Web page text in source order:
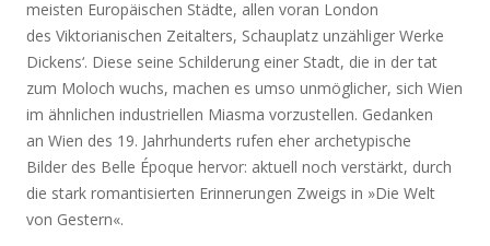
meisten Europäischen Städte, allen voran London
des Viktorianischen Zeitalters, Schauplatz unzähliger Werke
Dickens‘. Diese seine Schilderung einer Stadt, die in der tat
zum Moloch wuchs, machen es umso unmöglicher, sich Wien
im ähnlichen industriellen Miasma vorzustellen. Gedanken
an Wien des 19. Jahrhunderts rufen eher archetypische
Bilder des Belle Époque hervor: aktuell noch verstärkt, durch
die stark romantisierten Erinnerungen Zweigs in »Die Welt
von Gestern«.